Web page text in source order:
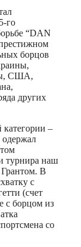
го
“DAN
борцов
США,
других
категории –
одержал
турнира наш
В
с
(счет
с борцом из
со